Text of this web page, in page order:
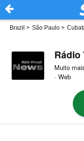
Brazil > São Paulo >
Rádio
Muito
· Web